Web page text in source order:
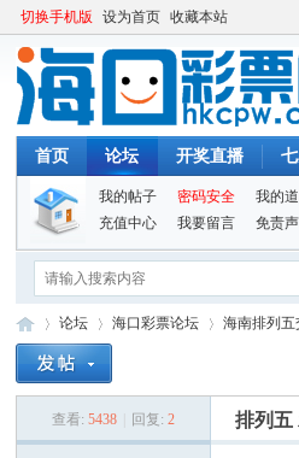
切换手机版 设为首页 收藏本站
首页 论坛 开奖直播
我的帖子 密码安全
我的
充值中心
我要留言 免责
论坛
›
海口彩票论坛 海南排列
查看: 5438 回复: 2 排列五